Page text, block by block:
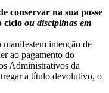
conservar na sua posse
ciclo ou disciplinas em
manifestem intenção de
ao pagamento do
Administrativos da
a título devolutivo, o